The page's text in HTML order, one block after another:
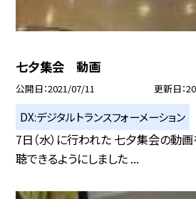
七夕集会 動画
公開日 2021/07/11 更新日
DX:デジタルトランスフォーメーション
7日（水）に行われた 七夕集会の動
聴できるようにしました ...